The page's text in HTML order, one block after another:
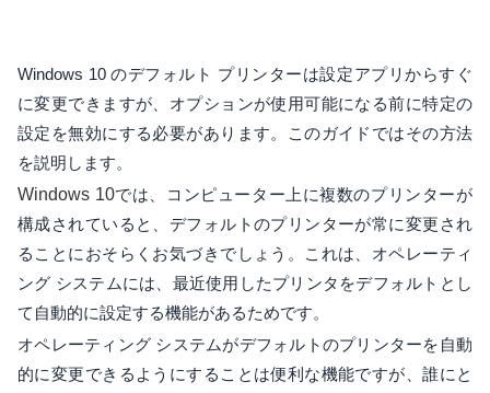
Windows 10 のデフォルト プリンターは設定アプリからすぐ
に変更できますが、オプションが使用可能になる前に特定の
設定を無効にする必要があります。このガイドではその方法
を説明します。
Windows 10では、コンピューター上に複数のプリンターが
構成されていると、デフォルトのプリンターが常に変更され
ることにおそらくお気づきでしょう。これは、オペレーティ
ング システムには、最近使用したプリンタをデフォルトとし
て自動的に設定する機能があるためです。
オペレーティング システムがデフォルトのプリンターを自動
的に変更できるようにすることは便利な機能ですが、誰にと